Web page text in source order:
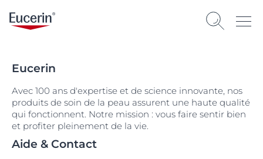
Eucerin
Avec 100 ans d'expertise et de science innovante, nos
produits de soin de la peau assurent une haute qualité
qui fonctionnent. Notre mission : vous faire sentir bien
et profiter pleinement de la vie.
Aide & Contact